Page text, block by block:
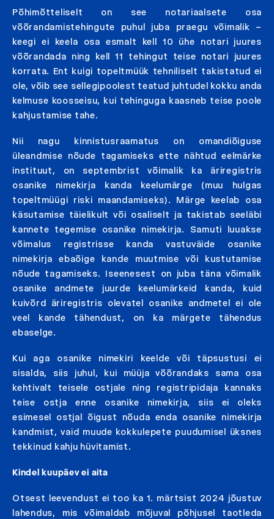
Põhimõtteliselt on see notariaalsete osa
võõrandamistehingute puhul juba praegu võimalik –
keegi ei keela osa esmalt kell 10 ühe notari juures
võõrandada ning kell 11 tehingut teise notari juures
korrata. Ent kuigi topeltmüük tehniliselt takistatud ei
ole, võib see sellegipoolest teatud juhtudel kokku anda
kelmuse koosseisu, kui tehinguga kaasneb teise poole
kahjustamise tahe.
Nii nagu kinnistusraamatus on omandiõiguse
üleandmise nõude tagamiseks ette nähtud eelmärke
instituut, on septembrist võimalik ka äriregistris
osanike nimekirja kanda keelumärge (muu hulgas
topeltmüügi riski maandamiseks). Märge keelab osa
käsutamise täielikult või osaliselt ja takistab seeläbi
kannete tegemise osanike nimekirja. Samuti luuakse
võimalus registrisse kanda vastuväide osanike
nimekirja ebaõige kande muutmise või kustutamise
nõude tagamiseks. Iseenesest on juba täna võimalik
osanike andmete juurde keelumärkeid kanda, kuid
kuivõrd äriregistris olevatel osanike andmetel ei ole
veel kande tähendust, on ka märgete tähendus
ebaselge.
Kui aga osanike nimekiri keelde või täpsustusi ei
sisalda, siis juhul, kui müüja võõrandaks sama osa
kehtivalt teisele ostjale ning registripidaja kannaks
teise ostja enne osanike nimekirja, siis ei oleks
esimesel ostjal õigust nõuda enda osanike nimekirja
kandmist, vaid muude kokkulepete puudumisel üksnes
tekkinud kahju hüvitamist.
Kindel kuupäev ei aita
Otsest leevendust ei too ka 1. märtsist 2024 jõustuv
lahendus, mis võimaldab mõjuval põhjusel taotleda